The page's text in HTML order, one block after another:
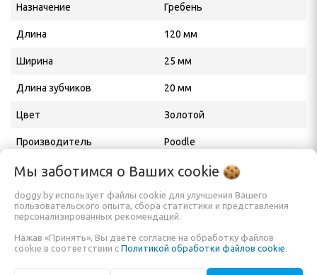
Назначение Гребень
Длина 120 мм
Ширина 25 мм
Длина зубчиков 20 мм
Цвет Золотой
Производитель Poodle
Адрес производителя
No.8, Sunwu Road, Suzhou,
Официальный
импортёр
ИП Кузьменко Е. А.
Мы заботимся о Ваших cookie
doggy.by использует файлы cookie для улучшения Вашего
пользовательского опыта, сбора статистики и представления
персонализированных рекомендаций.
Нажав «Принять», Вы даете согласие на обработку файлов
cookie в соответствии с Политикой обработки файлов cookie.